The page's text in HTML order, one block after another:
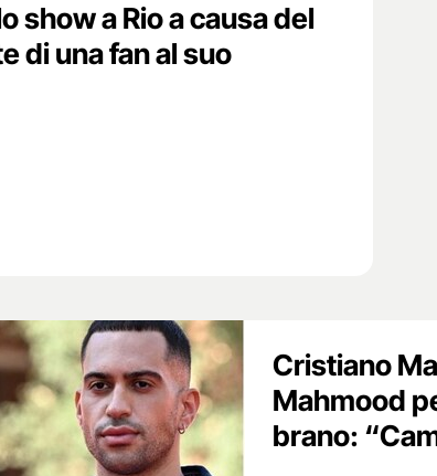
show a Rio a causa del
di una fan al suo
Cristiano
Mahmood
brano: